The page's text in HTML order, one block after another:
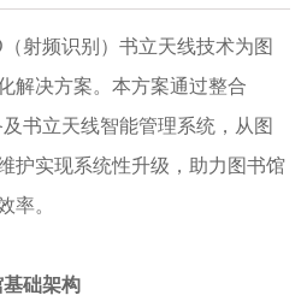
射频识别）书立天线技术为图
解决方案。本方案通过整合
书立天线智能管理系统，从图
护实现系统性升级，助力图书馆
率。
础架构